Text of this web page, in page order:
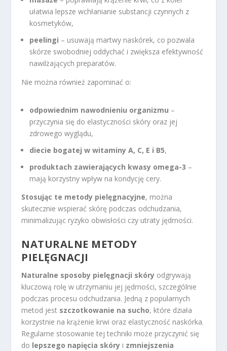
ułatwia lepsze wchłanianie substancji czynnych z
kosmetyków,
peelingi – usuwają martwy naskórek, co pozwala
skórze swobodniej oddychać i zwiększa efektywność
nawilżających preparatów.
Nie można również zapominać o:
odpowiednim nawodnieniu organizmu –
przyczynia się do elastyczności skóry oraz jej
zdrowego wyglądu,
diecie bogatej w witaminy A, C, E i B5,
produktach zawierających kwasy omega-3 –
mają korzystny wpływ na kondycję cery.
Stosując te metody pielęgnacyjne, można
skutecznie wspierać skórę podczas odchudzania,
minimalizując ryzyko obwisłości czy utraty jędrności.
NATURALNE METODY
PIELĘGNACJI
Naturalne sposoby pielęgnacji skóry odgrywają
kluczową rolę w utrzymaniu jej jędrności, szczególnie
podczas procesu odchudzania. Jedną z popularnych
metod jest szczotkowanie na sucho, które działa
korzystnie na krążenie krwi oraz elastyczność naskórka.
Regularne stosowanie tej techniki może przyczynić się
do lepszego napięcia skóry i zmniejszenia